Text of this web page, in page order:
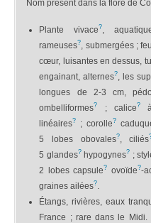
Nom présent dans la flore de
Plante vivace?,
rameuses?, submergées ;
cœur, luisantes en dessus,
engainant, alternes?, les
longues de 2-3 cm,
ombelliformes? ; calice?à
linéaires? ; corolle?
5 lobes obovales?, ciliés
5 glandes?hypogynes? ;
2 lobes capsule? ovoïde?-
graines ailées?.
Étangs, rivières, eaux
France ; rare dans le Midi.